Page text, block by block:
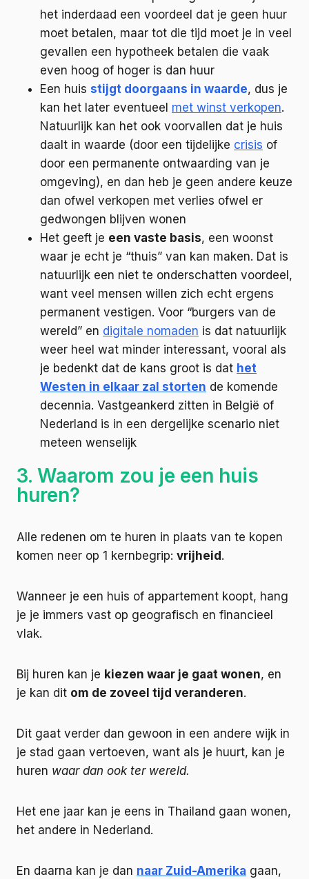
het inderdaad een voordeel dat je geen huur
moet betalen, maar tot die tijd moet je in veel
gevallen een hypotheek betalen die vaak
even hoog of hoger is dan huur
Een huis stijgt doorgaans in waarde, dus je
kan het later eventueel met winst verkopen.
Natuurlijk kan het ook voorvallen dat je huis
daalt in waarde (door een tijdelijke crisis of
door een permanente ontwaarding van je
omgeving), en dan heb je geen andere keuze
dan ofwel verkopen met verlies ofwel er
gedwongen blijven wonen
Het geeft je een vaste basis, een woonst
waar je echt je “thuis” van kan maken. Dat is
natuurlijk een niet te onderschatten voordeel,
want veel mensen willen zich echt ergens
permanent vestigen. Voor “burgers van de
wereld” en digitale nomaden is dat natuurlijk
weer heel wat minder interessant, vooral als
je bedenkt dat de kans groot is dat het
Westen in elkaar zal storten de komende
decennia. Vastgeankerd zitten in België of
Nederland is in een dergelijke scenario niet
meteen wenselijk
3. Waarom zou je een huis
huren?
Alle redenen om te huren in plaats van te kopen
komen neer op 1 kernbegrip: vrijheid .
Wanneer je een huis of appartement koopt, hang
je je immers vast op geografisch en financieel
vlak.
Bij huren kan je kiezen waar je gaat wonen, en
je kan dit om de zoveel tijd veranderen.
Dit gaat verder dan gewoon in een andere wijk in
je stad gaan vertoeven, want als je huurt, kan je
huren waar dan ook ter wereld.
Het ene jaar kan je eens in Thailand gaan wonen,
het andere in Nederland.
En daarna kan je dan naar Zuid-Amerika gaan,